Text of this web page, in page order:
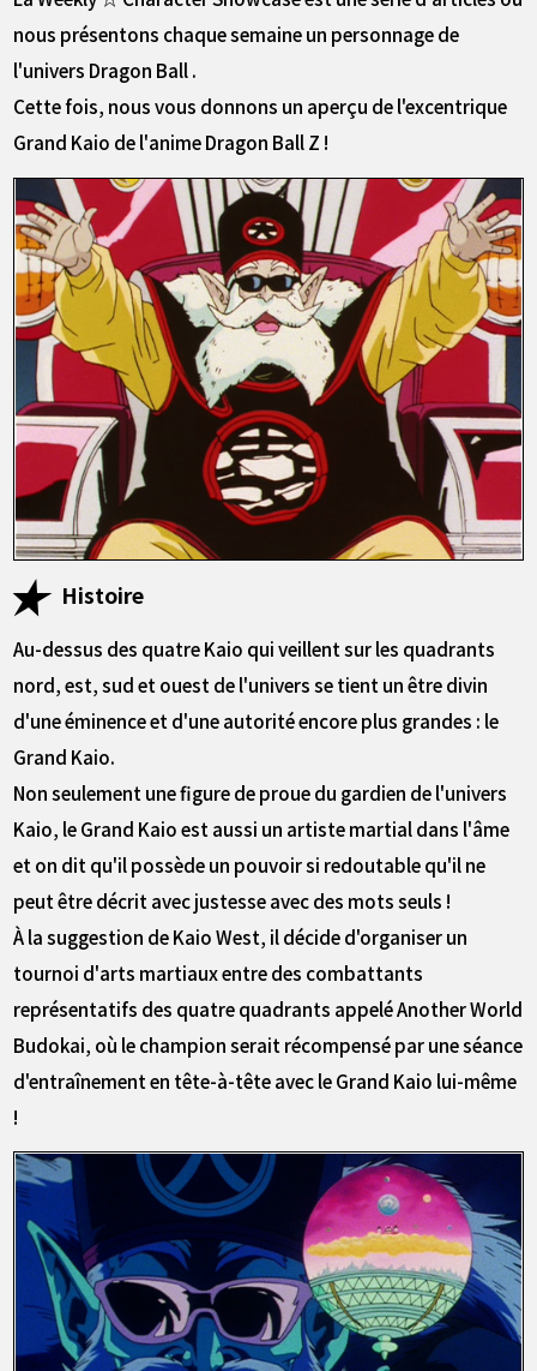
nous présentons chaque semaine un personnage de
l'univers Dragon Ball .
Cette fois, nous vous donnons un aperçu de l'excentrique
Grand Kaio de l'anime Dragon Ball Z !
Histoire
Au-dessus des quatre Kaio qui veillent sur les quadrants
nord, est, sud et ouest de l'univers se tient un être divin
d'une éminence et d'une autorité encore plus grandes : le
Grand Kaio.
Non seulement une figure de proue du gardien de l'univers
Kaio, le Grand Kaio est aussi un artiste martial dans l'âme
et on dit qu'il possède un pouvoir si redoutable qu'il ne
peut être décrit avec justesse avec des mots seuls !
À la suggestion de Kaio West, il décide d'organiser un
tournoi d'arts martiaux entre des combattants
représentatifs des quatre quadrants appelé Another World
Budokai, où le champion serait récompensé par une séance
d'entraînement en tête-à-tête avec le Grand Kaio lui-même
!